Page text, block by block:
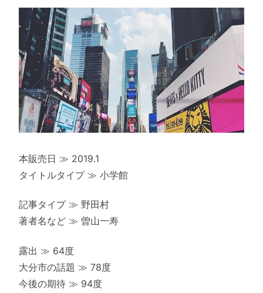
本販売日 ≫ 2019.1
タイトルタイプ ≫ 小学館
記事タイプ ≫ 野田村
著者名など ≫ 曽山一寿
露出 ≫ 64度
大分市の話題 ≫ 78度
今後の期待 ≫ 94度